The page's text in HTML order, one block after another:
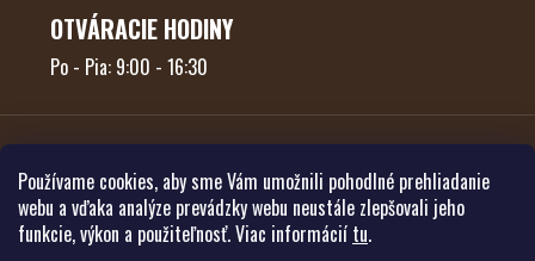
Používame cookies, aby sme Vám umožnili pohodlné prehliadanie
webu a vďaka analýze prevádzky webu neustále zlepšovali jeho
funkcie, výkon a použiteľnosť. Viac informácií tu.
OTVÁRACIE HODINY
Po - Pia: 9:00 - 16:30